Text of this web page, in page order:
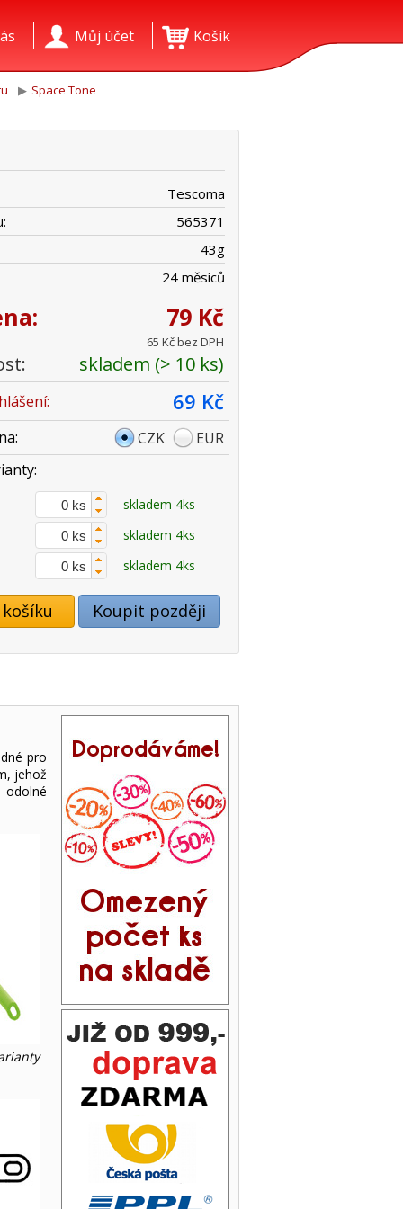
Košík
Můj účet
Space Tone
Tescoma
565371
43g
24 měsíců
79 Kč
65 Kč bez DPH
skladem (> 10 ks)
69 Kč
CZK
EUR
skladem 4ks
skladem 4ks
skladem 4ks
Koupit později
pro
jehož
odolné